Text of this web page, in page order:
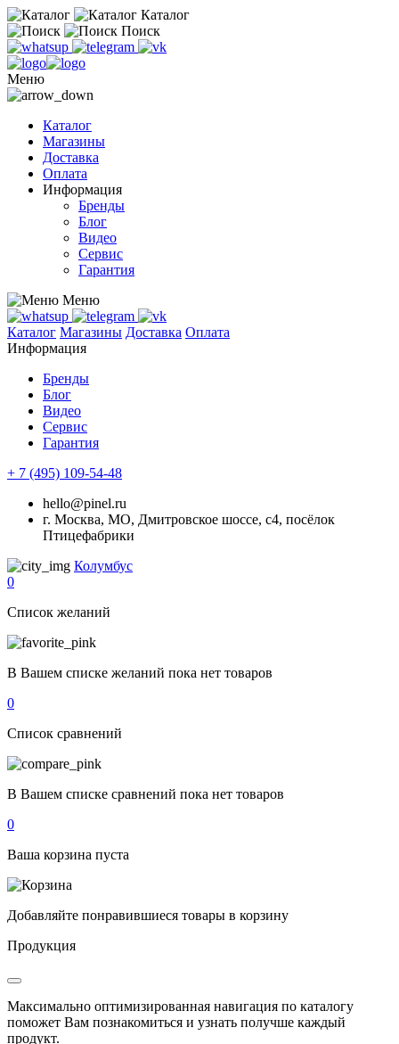
Каталог
Поиск
Меню
Каталог
Магазины
Доставка
Оплата
Информация
Бренды
Блог
Видео
Сервис
Гарантия
Меню
Каталог Магазины Доставка Оплата
Информация
Бренды
Блог
Видео
Сервис
Гарантия
+ 7 (495) 109-54-48
hello@pinel.ru
г. Москва, МО, Дмитровское шоссе, с4, посёлок
Птицефабрики
Колумбус
0
Список желаний
В Вашем списке желаний пока нет товаров
0
Список сравнений
В Вашем списке сравнений пока нет товаров
0
Ваша корзина пуста
Добавляйте понравившиеся товары в корзину
Продукция
Максимально оптимизированная навигация по каталогу
поможет Вам познакомиться и узнать получше каждый
продукт.